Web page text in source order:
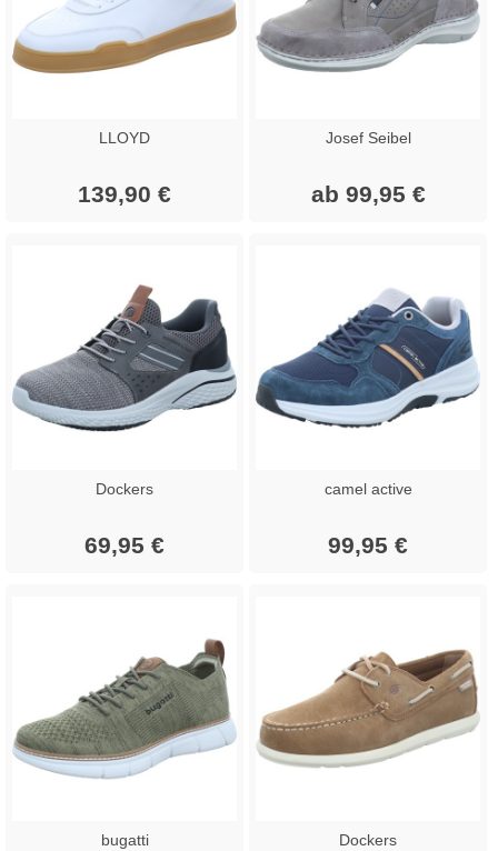
LLOYD
139,90 €
Josef Seibel
ab 99,95 €
Dockers
69,95 €
camel active
99,95 €
bugatti Dockers